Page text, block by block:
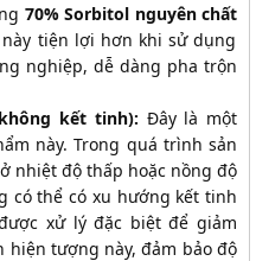
70% Sorbitol nguyên chất
tiện lợi hơn khi sử dụng
nghiệp, dễ dàng pha trộn
kết tinh): Đây là một
này. Trong quá trình sản
nhiệt độ thấp hoặc nồng độ
có thể có xu hướng kết tinh
xử lý đặc biệt để giảm
hiện tượng này, đảm bảo độ